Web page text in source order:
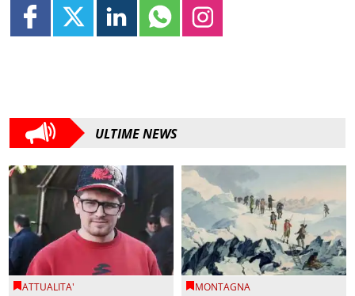
ULTIME NEWS
ATTUALITA' MONTAGNA